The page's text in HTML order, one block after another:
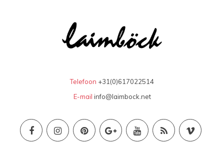
Telefoon +31(0)617022514
E-mail info@laimbock.net